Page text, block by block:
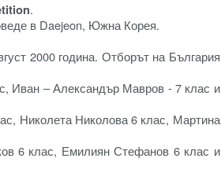
.
в Daejeon, Южна Корея.
2000 година. Отборът на България
Иван – Александър Мавров - 7 клас и
Николета Николова 6 клас, Мартина
6 клас, Емилиян Стефанов 6 клас и